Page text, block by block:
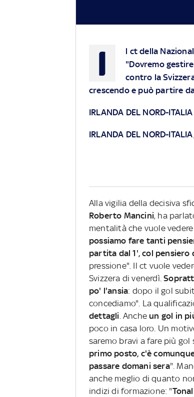
I
l ct della
"Dovremo
contro la
crescendo e può partire
IRLANDA DEL NORD-
IRLANDA DEL NORD-
Alla vigilia della decisiva
Roberto Mancini, ha
mentalità che vuole
possiamo fare tanti
partita dal 1', col pensiero
pressione". Il ct vuole
Svizzera di venerdì.
po' l'ansia: dopo il gol
concediamo". La
dettagli. Ancheun gol in
poco in casa loro. Un
saremo bravi a fare più gol
primo posto, c'è
passare domani sera".
anche meglio di quanto
indizi di formazione: "